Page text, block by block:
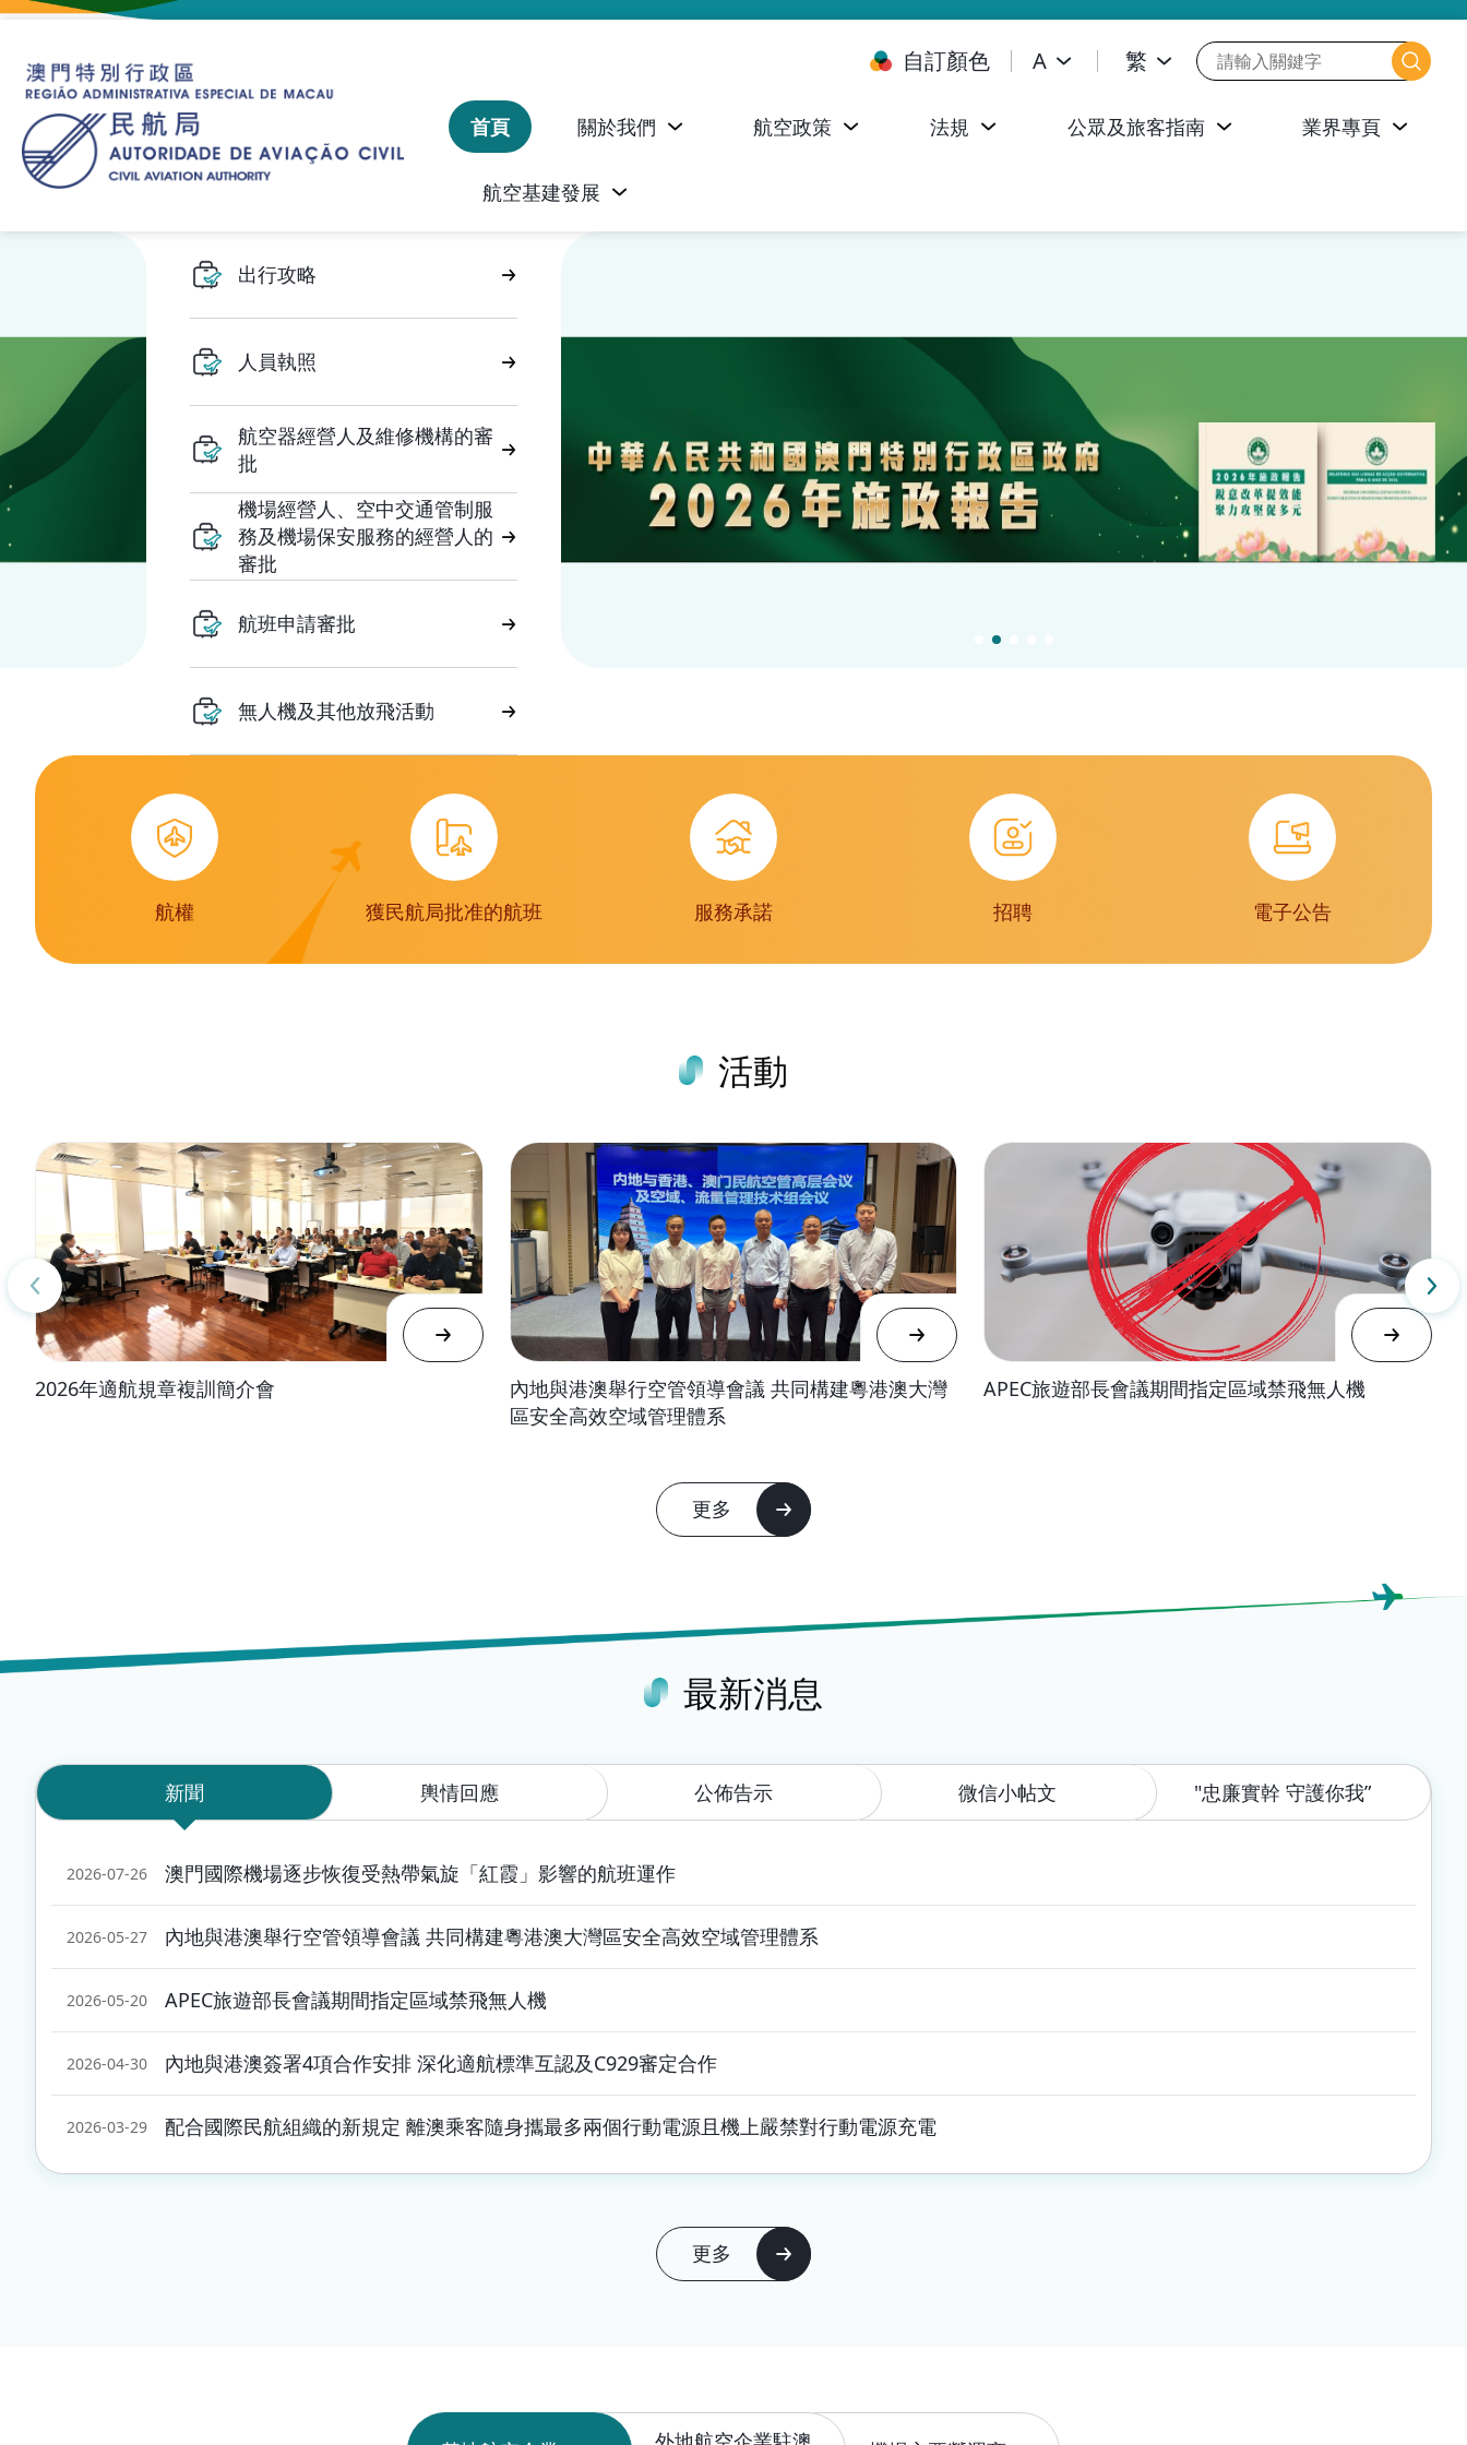
自訂顏色 A 繁
首頁 關於我們 航空政策 法規 公眾及旅客指南 業界專頁
航空基建發展
出行攻略
人員執照
航空器經營人及維修機構的審
批
機場經營人、空中交通管制服
務及機場保安服務的經營人的
審批
航班申請審批
無人機及其他放飛活動
航權 獲民航局批准的航班 服務承諾 招聘 電子公告
活動
2026年適航規章複訓簡介會
內地與港澳舉行空管領導會議 共同構建粵港澳大灣
區安全高效空域管理體系
APEC旅遊部長會議期間指定區域禁飛無人機
更多
最新消息
新聞 輿情回應 公佈告示 微信小帖文 "忠廉實幹 守護你我”
2026-07-26 澳門國際機場逐步恢復受熱帶氣旋「紅霞」影響的航班運作
2026-05-27 內地與港澳舉行空管領導會議 共同構建粵港澳大灣區安全高效空域管理體系
2026-05-20 APEC旅遊部長會議期間指定區域禁飛無人機
2026-04-30 內地與港澳簽署4項合作安排 深化適航標準互認及C929審定合作
2026-03-29 配合國際民航組織的新規定 離澳乘客隨身攜最多兩個行動電源且機上嚴禁對行動電源充電
更多